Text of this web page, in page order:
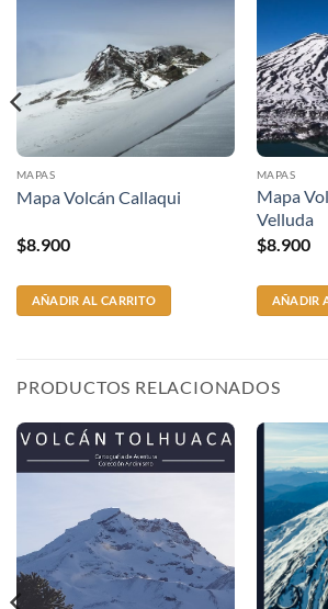
MAPAS
Mapa Volcán Callaqui
$8.900
AÑADIR AL CARRITO
MAPAS
Mapa
Velluda
$8.900
AÑADIR
PRODUCTOS RELACIONADOS